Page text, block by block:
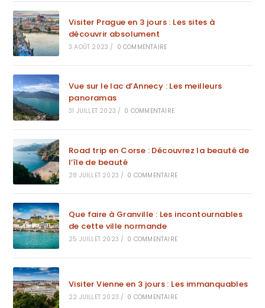
Visiter Prague en 3 jours : Les sites à
découvrir absolument
3 AOÛT 2023 / 0 COMMENTAIRE
Vue sur le lac d’Annecy : Les meilleurs
panoramas
31 JUILLET 2023 / 0 COMMENTAIRE
Road trip en Corse : Découvrez la beauté de
l’île de beauté
28 JUILLET 2023 / 0 COMMENTAIRE
Que faire à Granville : Les incontournables
de cette ville normande
25 JUILLET 2023 / 0 COMMENTAIRE
Visiter Vienne en 3 jours : Les immanquables
22 JUILLET 2023 / 0 COMMENTAIRE